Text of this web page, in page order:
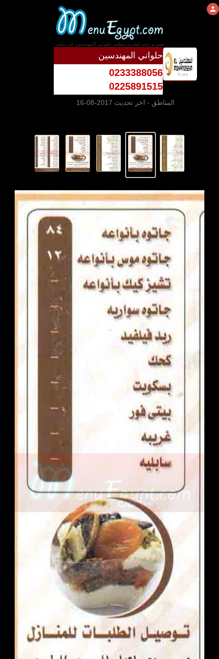
منيو و رقم دليفرى مطعم حلواني المهندسين فى مصر
حلواني المهندسين
0233388056
0225891515
المناطق - اخر تحديث 2017-08-16